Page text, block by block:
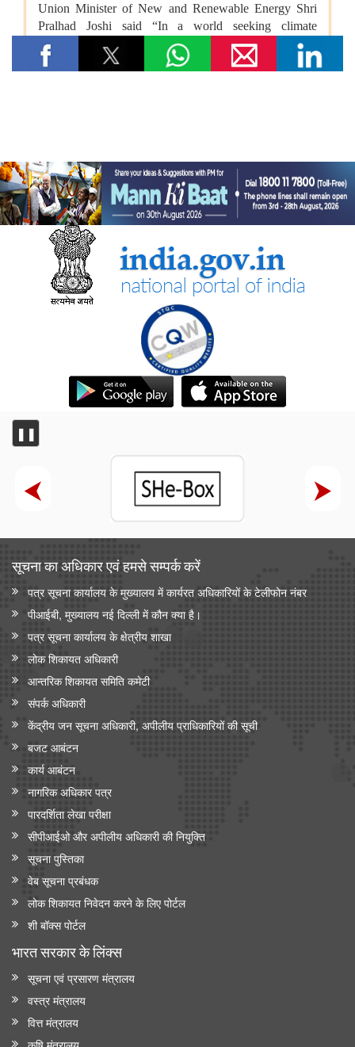
❚❚
सूचना का अधिकार एवं हमसे सम्‍पर्क करें
पत्र सूचना कार्यालय के मुख्यालय में कार्यरत अधिकारियों के टेलीफोन नंबर
पीआईबी, मुख्यालय नई दिल्ली में कौन क्या है।
पत्र सूचना कार्यालय के क्षेत्रीय शाखा
लोक शिकायत अधिकारी
आन्‍तरिक शिकायत समिति कमेटी
संपर्क अधिकारी
केंद्रीय जन सूचना अधिकारी, अपीलीय प्राधिकारियों की सूची
बजट आबंटन
कार्य आबंटन
नागरिक अधिकार पत्र
पारदर्शिता लेखा परीक्षा
सीपीआईओ और अपी‍लीय अधिकारी की नियुक्ति
सूचना पुस्तिका
वेब सूचना प्रबंधक
लोक शिकायत निवेदन करने के लिए पोर्टल
शी बॉक्स पोर्टल
भारत सरकार के लिंक्‍स
सूचना एवं प्रसारण मंत्रालय
वस्त्र मंत्रालय
वित्त मंत्रालय